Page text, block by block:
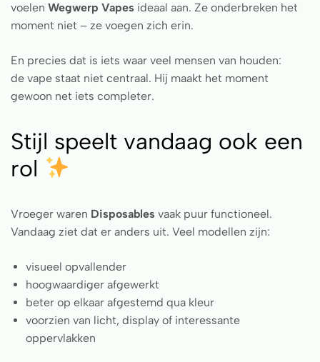
voelen Wegwerp Vapes ideaal aan. Ze onderbreken het
moment niet – ze voegen zich erin.
En precies dat is iets waar veel mensen van houden:
de vape staat niet centraal. Hij maakt het moment
gewoon net iets completer.
Stijl speelt vandaag ook een
rol
Vroeger waren Disposables vaak puur functioneel.
Vandaag ziet dat er anders uit. Veel modellen zijn:
visueel opvallender
hoogwaardiger afgewerkt
beter op elkaar afgestemd qua kleur
voorzien van licht, display of interessante
oppervlakken